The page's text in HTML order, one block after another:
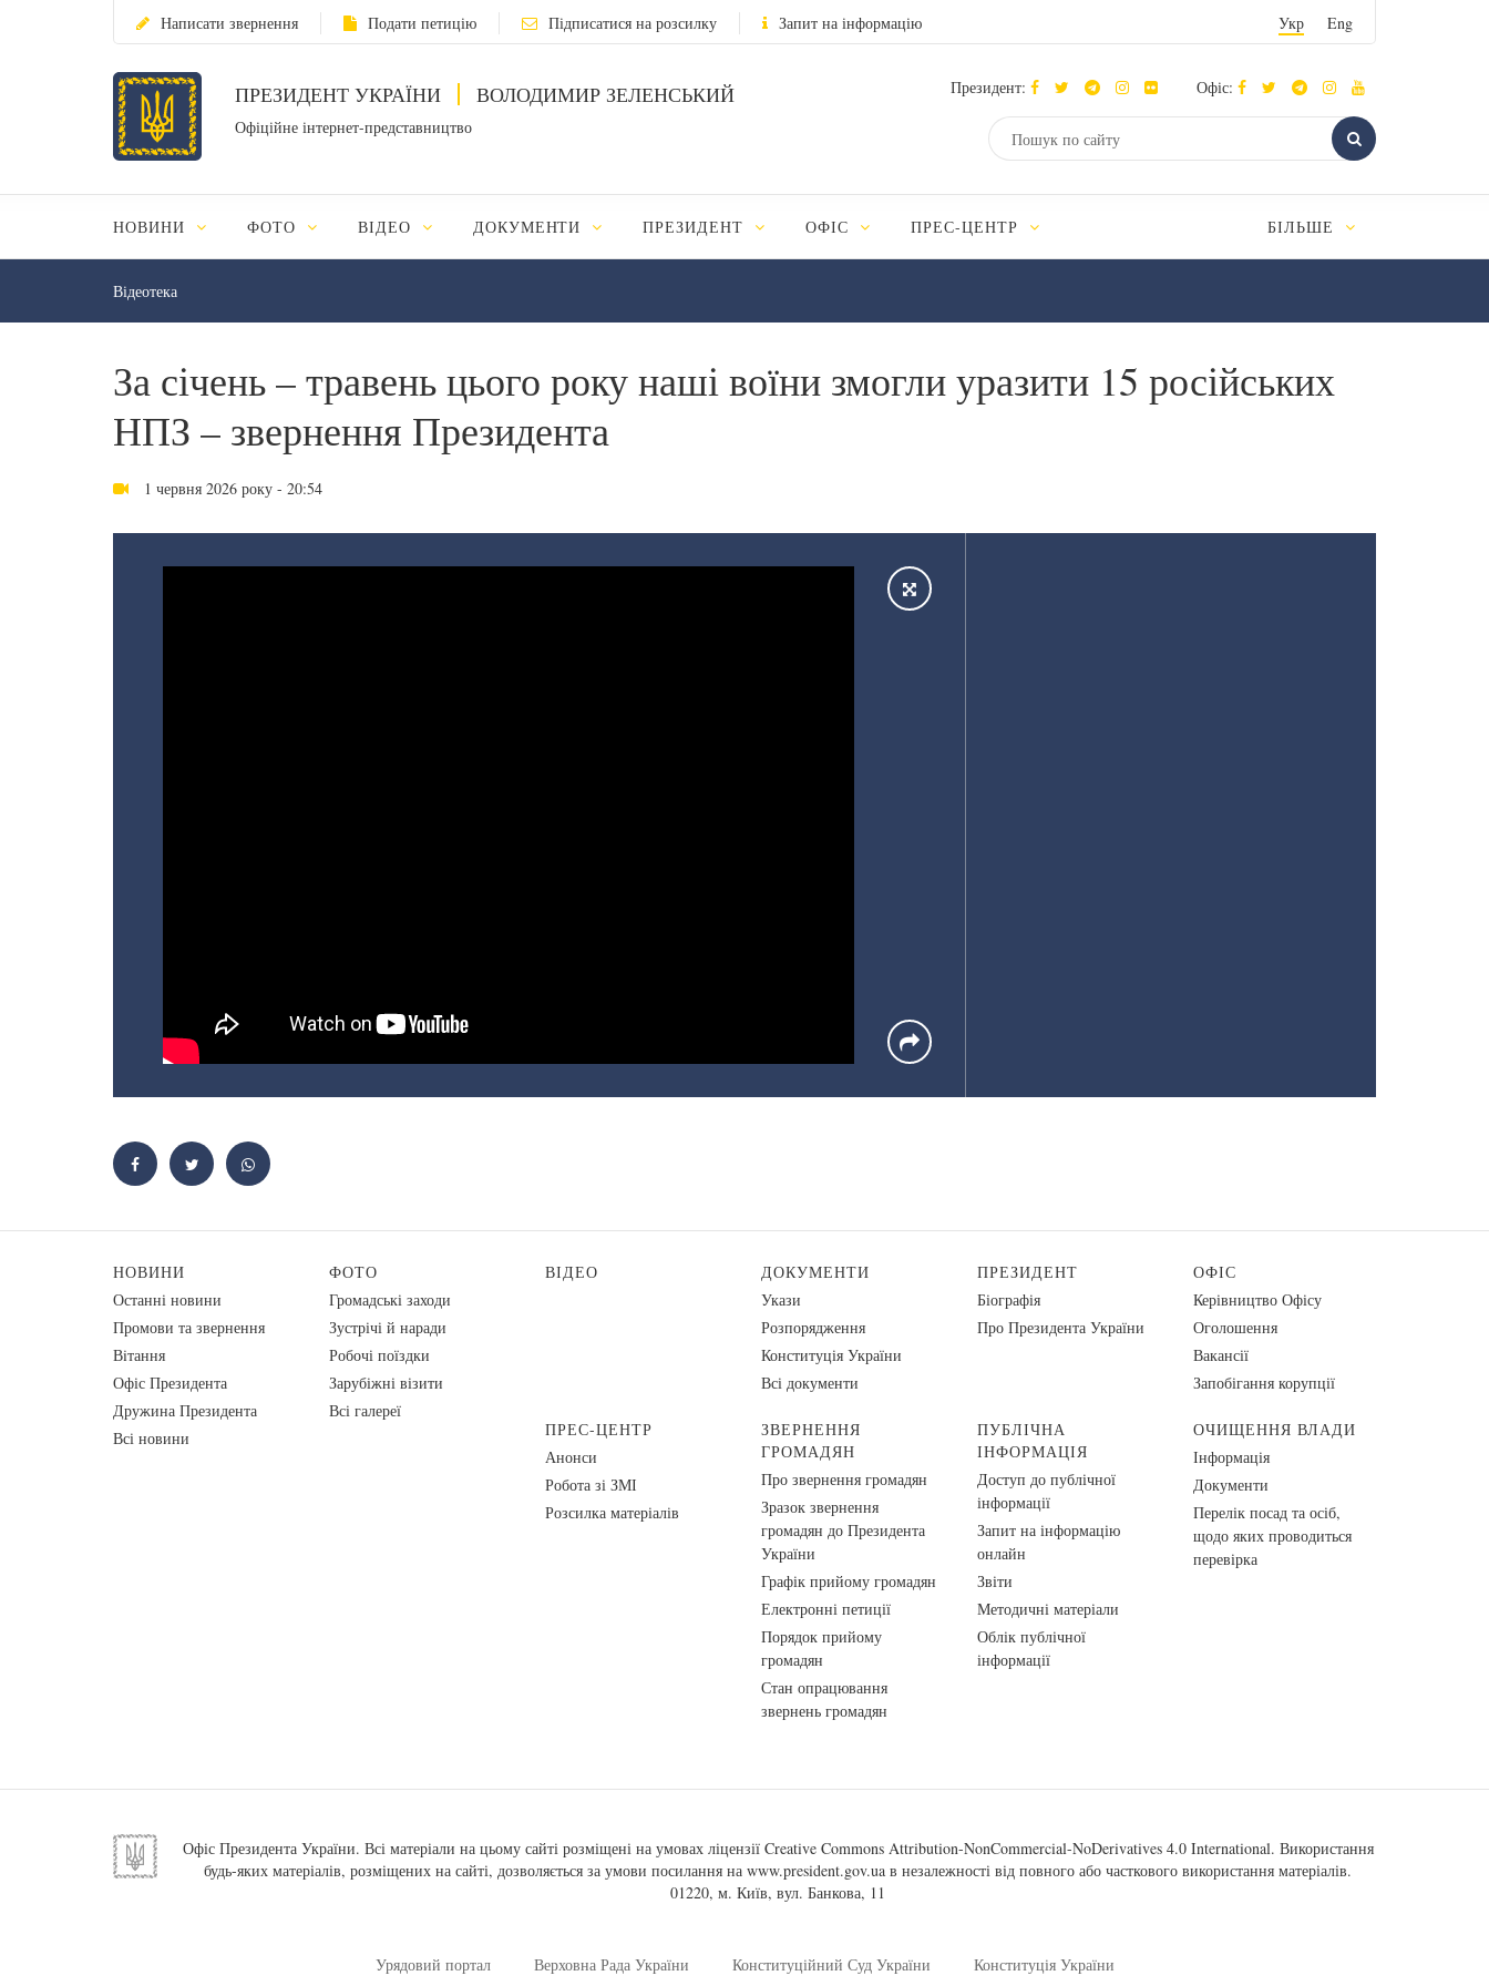
Написати звернення Подати петицію Підписатися на розсилку Запит на інформацію Укр Eng
ПРЕЗИДЕНТ УКРАЇНИ ВОЛОДИМИР ЗЕЛЕНСЬКИЙ
Офіційне інтернет-представництво
Президент: Офіс:
НОВИНИ ФОТО ВІДЕО ДОКУМЕНТИ ПРЕЗИДЕНТ ОФІС ПРЕС-ЦЕНТР БІЛЬШЕ
Відеотека
За січень – травень цього року наші воїни змогли уразити 15 російських
НПЗ – звернення Президента
1 червня 2026 року - 20:54
НОВИНИ
Останні новини
Промови та звернення
Вiтання
Офіс Президента
Дружина Президента
Всі новини
ФОТО
Громадські заходи
Зустрічі й наради
Робочі поїздки
Зарубіжні візити
Всі галереї
ВІДЕО
ДОКУМЕНТИ
Укази
Розпорядження
Конституція України
Всі документи
ПРЕЗИДЕНТ
Біографія
Про Президента України
ОФІС
Керівництво Офісу
Оголошення
Вакансії
Запобігання корупції
ПРЕС-ЦЕНТР
Анонси
Робота зі ЗМІ
Розсилка матеріалів
ЗВЕРНЕННЯ
ГРОМАДЯН
Про звернення громадян
Зразок звернення
громадян до Президента
України
Графік прийому громадян
Електронні петиції
Порядок прийому
громадян
Стан опрацювання
звернень громадян
ПУБЛІЧНА
ІНФОРМАЦІЯ
Доступ до публічної
інформації
Запит на інформацію
онлайн
Звіти
Методичні матеріали
Облік публічної
інформації
ОЧИЩЕННЯ ВЛАДИ
Інформація
Документи
Перелік посад та осіб,
щодо яких проводиться
перевірка
Офіс Президента України. Всі матеріали на цьому сайті розміщені на умовах ліцензії Creative Commons Attribution-NonCommercial-NoDerivatives 4.0 International. Використання
будь-яких матеріалів, розміщених на сайті, дозволяється за умови посилання на www.president.gov.ua в незалежності від повного або часткового використання матеріалів.
01220, м. Київ, вул. Банкова, 11
Урядовий портал Верховна Рада України Конституційний Суд України Конституція України